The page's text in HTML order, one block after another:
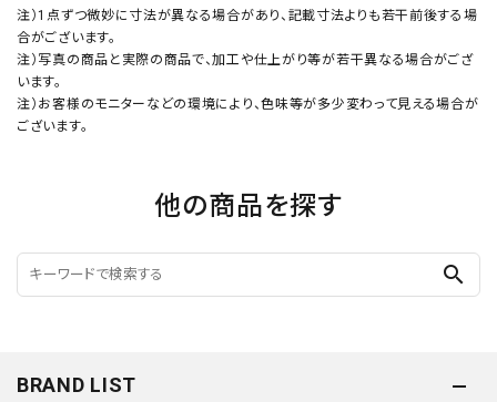
注）1点ずつ微妙に寸法が異なる場合があり、記載寸法よりも若干前後する場
合がございます。
注）写真の商品と実際の商品で、加工や仕上がり等が若干異なる場合がござ
います。
注）お客様のモニターなどの環境により、色味等が多少変わって見える場合が
ございます。
他の商品を探す
search
BRAND LIST